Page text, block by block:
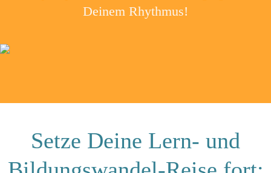
Deinem Rhythmus!
Setze Deine Lern- und